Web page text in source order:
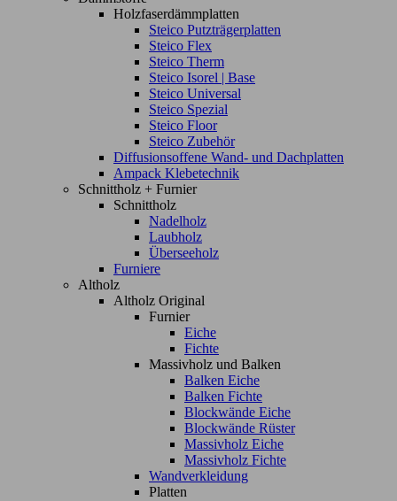
Holzfaserdämmplatten
Steico Putzträgerplatten
Steico Flex
Steico Therm
Steico Isorel | Base
Steico Universal
Steico Spezial
Steico Floor
Steico Zubehör
Diffusionsoffene Wand- und Dachplatten
Ampack Klebetechnik
Schnittholz + Furnier
Schnittholz
Nadelholz
Laubholz
Überseeholz
Furniere
Altholz
Altholz Original
Furnier
Eiche
Fichte
Massivholz und Balken
Balken Eiche
Balken Fichte
Blockwände Eiche
Blockwände Rüster
Massivholz Eiche
Massivholz Fichte
Wandverkleidung
Platten